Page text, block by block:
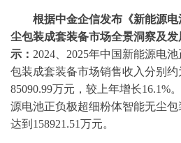
‌根据中金企信发布 《新能源
尘包装成套装备市场全景洞察及发
示 ： 2024、2025年中国新能源电
包装成套装备市场销售收入分别 约
85090.99万元，较上年增长16.1%
源电池正负极超细粉体智能无尘
达到 158921.51万元。